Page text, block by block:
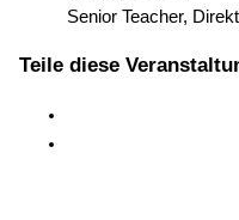
Senior Teacher,
Teile diese